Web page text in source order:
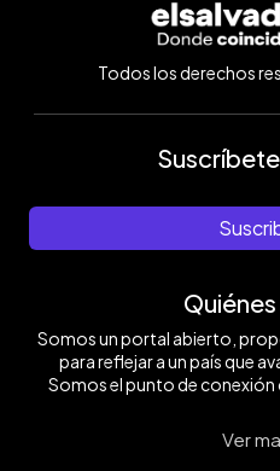
Todos los derechos
Somos un portal abierto,
para reflejar a un país que
Somos el punto de conexión
Ver